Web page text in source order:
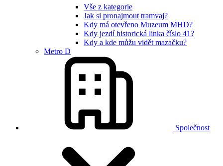
Vše z kategorie
Jak si pronajmout tramvaj?
Kdy má otevřeno Muzeum MHD?
Kdy jezdí historická linka číslo 41?
Kdy a kde můžu vidět mazačku?
Metro D
Společnost